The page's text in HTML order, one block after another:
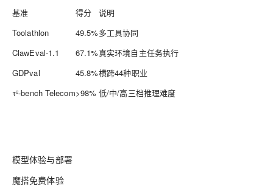
基准 得分
说明
Toolathlon
49.5%多工具协同
ClawEval-1.1
67.1%真实环境自主任务执行
GDPval
45.8%横跨44种职业
τ²-bench Telecom>98% 低/中/高三档推理难度
模型体验与部署
魔搭免费体验